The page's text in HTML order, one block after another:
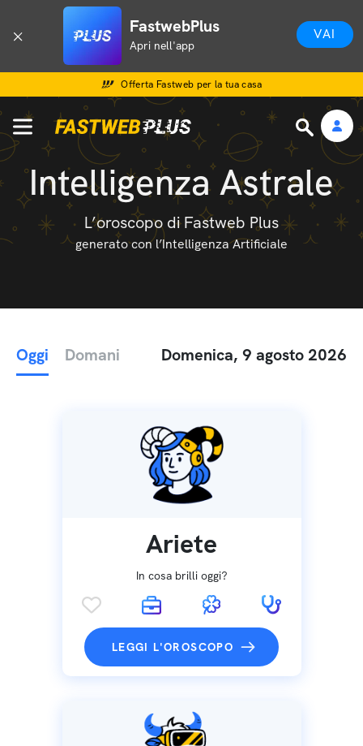
FastwebPlus
Apri nell'app
VAI
Offerta Fastweb per la tua casa
Intelligenza Astrale
L’oroscopo di Fastweb Plus
generato con l’Intelligenza Artificiale
Oggi Domani Domenica, 9 agosto 2026
Ariete
In cosa brilli oggi?
LEGGI L'OROSCOPO